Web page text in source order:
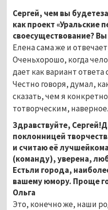
Сергей, чем вы
как проект «Уральские
своесуществование?
Елена сама же и
Оченьхорошо, когда
дает как вариант ответа
Честно говоря, думал,
сказать, чем я
тотворческим, наверное.
Здравствуйте,
поклонницей
и считаю её
(команду), уверена,
Естьли города,
вашему юмору. Проще
Ольга
Это, конечно же, наши